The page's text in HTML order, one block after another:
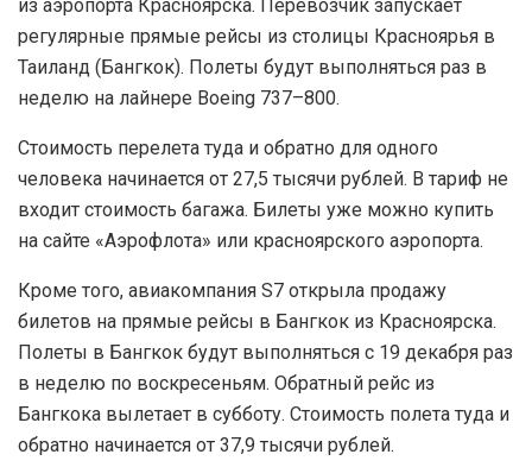
из аэропорта Красноярска. Перевозчик запускает
регулярные прямые рейсы из столицы Красноярья в
Таиланд (Бангкок). Полеты будут выполняться раз в
неделю на лайнере Boeing 737–800.
Стоимость перелета туда и обратно для одного
человека начинается от 27,5 тысячи рублей. В тариф не
входит стоимость багажа. Билеты уже можно купить
на сайте «Аэрофлота» или красноярского аэропорта.
Кроме того, авиакомпания S7 открыла продажу
билетов на прямые рейсы в Бангкок из Красноярска.
Полеты в Бангкок будут выполняться с 19 декабря раз
в неделю по воскресеньям. Обратный рейс из
Бангкока вылетает в субботу. Стоимость полета туда и
обратно начинается от 37,9 тысячи рублей.